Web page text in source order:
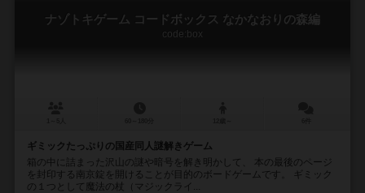
ナゾトキゲーム コードボックス なかなおりの森編
code:box
ギミックたっぷりの国産同人謎解きゲーム
箱の中に詰まった沢山の謎や暗号を解き明かして、 本の最後のページ
を封印する南京錠を開けることが目的のボードゲームです。 ギミック
の１つとして魔法の杖（マジックライ...